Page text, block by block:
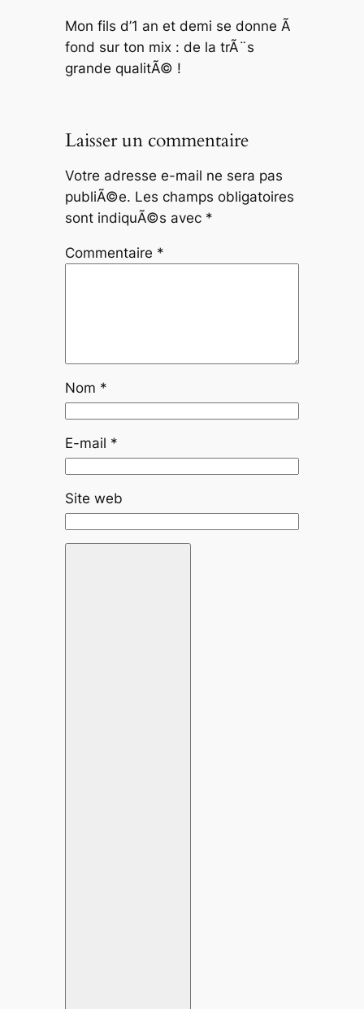
Mon fils d’1 an et demi se donne Ã
fond sur ton mix : de la trÃ¨s
grande qualitÃ© !
Laisser un commentaire
Votre adresse e-mail ne sera pas
publiÃ©e. Les champs obligatoires
sont indiquÃ©s avec *
Commentaire *
Nom *
E-mail *
Site web